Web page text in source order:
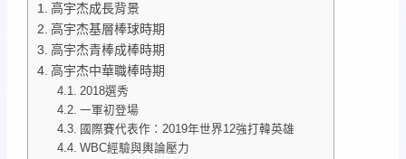
高宇杰成長背景
高宇杰基層棒球時期
高宇杰青棒成棒時期
高宇杰中華職棒時期
2018選秀
一軍初登場
國際賽代表作：2019年世界12強打韓英雄
WBC經驗與輿論壓力